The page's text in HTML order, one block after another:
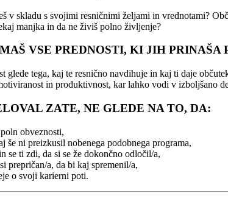
v skladu s svojimi resničnimi željami in vrednotami?
manjka in da ne živiš polno življenje?
VSE PREDNOSTI, KI JIH PRINAŠA
glede tega, kaj te resnično navdihuje in kaj ti daje
in produktivnost, kar lahko vodi v izboljšano
ZATE, NE GLEDE NA TO, DA:
obveznosti,
še ni preizkusil nobenega podobnega programa,
se ti zdi, da si se že dokončno odločil/a,
prepričan/a, da bi kaj spremenil/a,
o svoji karierni poti.